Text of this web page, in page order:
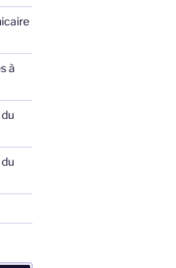
à